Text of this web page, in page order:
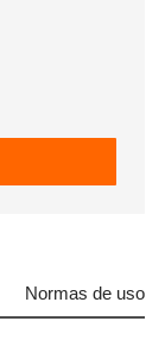
Normas de uso